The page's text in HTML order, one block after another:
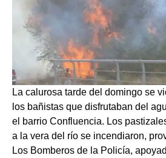
La calurosa tarde del domingo se
los bañistas que disfrutaban del
el barrio Confluencia. Los
a la vera del río se incendiaron,
Los Bomberos de la Policía,